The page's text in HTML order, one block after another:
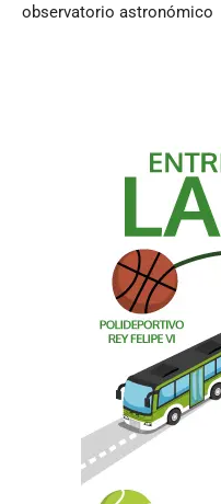
observatorio astronómico